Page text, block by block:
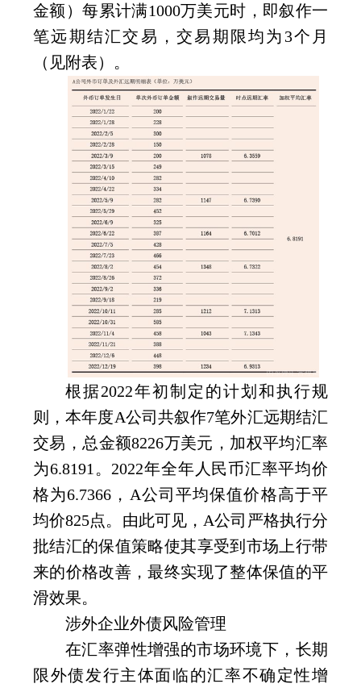
金额）每累计满1000万美元时，即叙作一
笔远期结汇交易，交易期限均为 3个月
（见附表）。
根据2022年初制定的计划和执行规
则，本年度A公司共叙作7笔外汇远期结汇
交易，总金额8226万美元，加权平均汇率
为6.8191 。 2022年全年人民币汇率平均价
格为6.7366 ， A公司平均保值价格高于平
均价825点。由此可见， A公司严格执行分
批结汇的保值策略使其享受到市场上行带
来的价格改善，最终实现了整体保值的平
滑效果。
涉外企业外债风险管理
在汇率弹性增强的市场环境下，长期
限外债发行主体面临的汇率不确定性增